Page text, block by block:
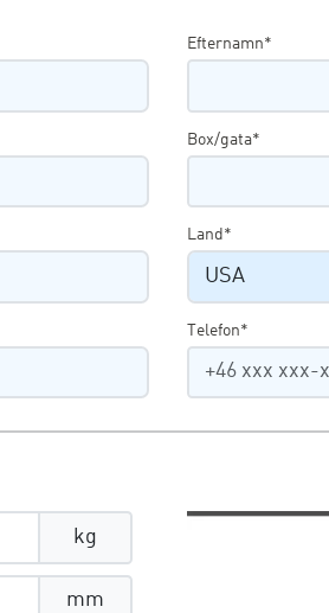
Efternamn*
Box/gata*
Land*
Telefon*
kg
mm